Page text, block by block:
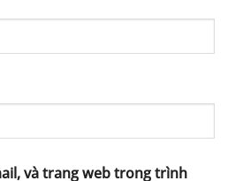
và trang web trong trình